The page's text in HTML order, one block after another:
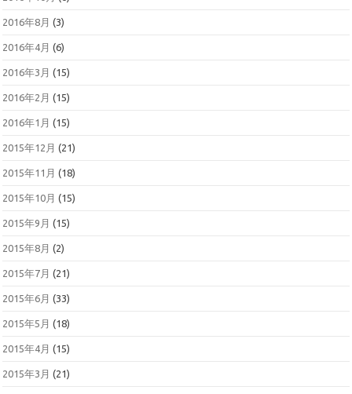
2016年8月 (3)
2016年4月 (6)
2016年3月 (15)
2016年2月 (15)
2016年1月 (15)
2015年12月 (21)
2015年11月 (18)
2015年10月 (15)
2015年9月 (15)
2015年8月 (2)
2015年7月 (21)
2015年6月 (33)
2015年5月 (18)
2015年4月 (15)
2015年3月 (21)